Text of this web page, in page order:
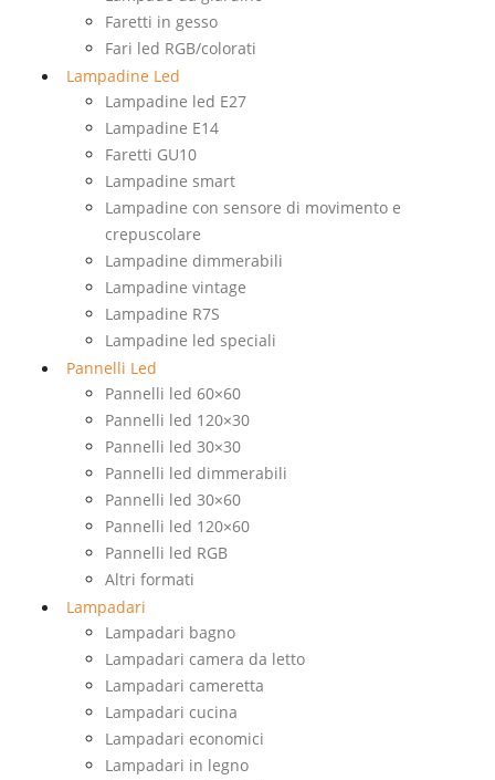
Faretti in gesso
Fari led RGB/colorati
Lampadine Led
Lampadine led E27
Lampadine E14
Faretti GU10
Lampadine smart
Lampadine con sensore di movimento e
crepuscolare
Lampadine dimmerabili
Lampadine vintage
Lampadine R7S
Lampadine led speciali
Pannelli Led
Pannelli led 60×60
Pannelli led 120×30
Pannelli led 30×30
Pannelli led dimmerabili
Pannelli led 30×60
Pannelli led 120×60
Pannelli led RGB
Altri formati
Lampadari
Lampadari bagno
Lampadari camera da letto
Lampadari cameretta
Lampadari cucina
Lampadari economici
Lampadari in legno